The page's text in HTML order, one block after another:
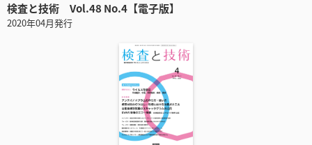
検査と技術 Vol.48 No.4【電子版】
2020年04月発行